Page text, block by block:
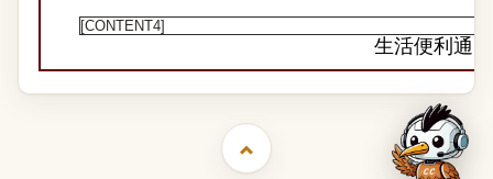
[CONTENT4]
生活便利通